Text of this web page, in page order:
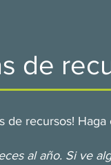
de
de recursos!
al año. Si ve